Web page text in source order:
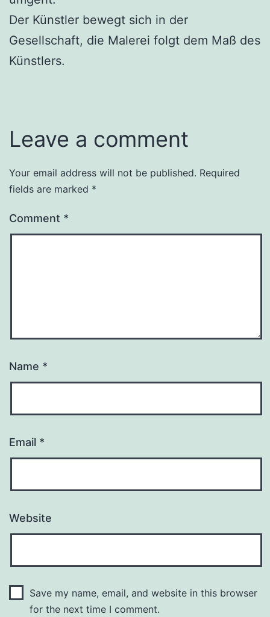
Der Künstler bewegt sich in der
Gesellschaft, die Malerei folgt dem Maß des
Künstlers.
Leave a comment
Your email address will not be published. Required
fields are marked *
Comment *
Name *
Email *
Website
Save my name, email, and website in this browser
for the next time I comment.